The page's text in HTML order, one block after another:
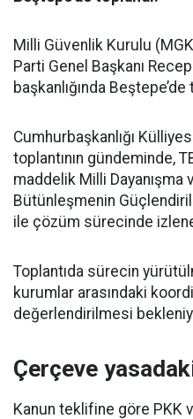
Milli Güvenlik Kurulu
Parti Genel Başkanı
başkanlığında Beştepe’de
Cumhurbaşkanlığı
toplantının gündeminde,
maddelik Milli Dayanışma
Bütünleşmenin
ile çözüm sürecinde
Toplantıda sürecin
kurumlar arasındaki
değerlendirilmesi
Çerçeve
Kanun teklifine göre PKK